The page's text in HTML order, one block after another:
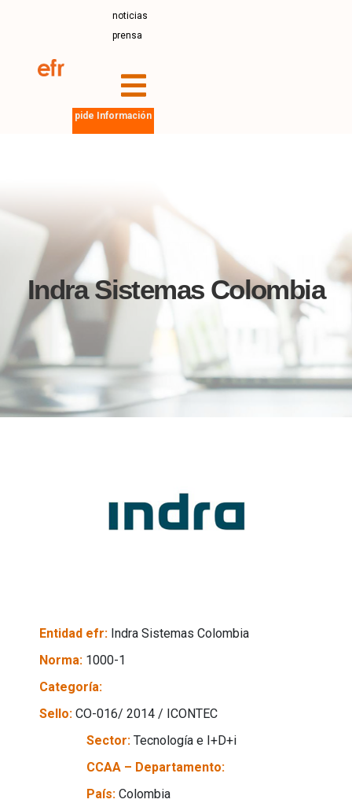
noticias
prensa
pide Información
Indra Sistemas Colombia
Entidad efr: Indra Sistemas Colombia
Norma: 1000-1
Categoría:
Sello: CO-016/ 2014 / ICONTEC
Sector: Tecnología e I+D+i
CCAA – Departamento:
País: Colombia